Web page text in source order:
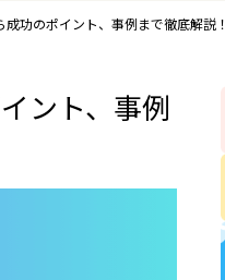
功のポイント、事例まで徹底解説！
ント、事例